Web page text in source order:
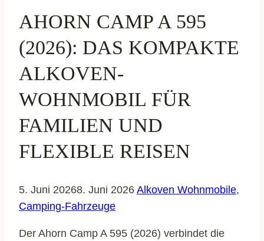
AHORN CAMP A 595
(2026): DAS KOMPAKTE
ALKOVEN-
WOHNMOBIL FÜR
FAMILIEN UND
FLEXIBLE REISEN
5. Juni 20268. Juni 2026 Alkoven Wohnmobile,
Camping-Fahrzeuge
Der Ahorn Camp A 595 (2026) verbindet die